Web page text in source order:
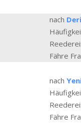
nach
Fähre
nach
Fähre